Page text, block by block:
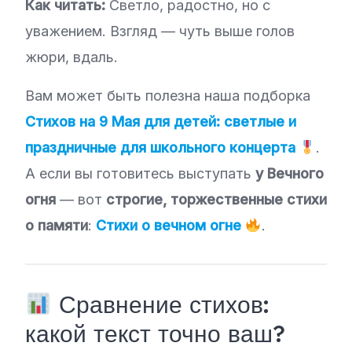
Как читать: Светло, радостно, но с
уважением. Взгляд — чуть выше голов
жюри, вдаль.
Вам может быть полезна наша подборка
Стихов на 9 Мая для детей: светлые и
праздничные для школьного концерта
.
А если вы готовитесь выступать у Вечного
огня — вот строгие, торжественные стихи
о памяти: Стихи о вечном огне .
Сравнение стихов:
какой текст точно ваш?